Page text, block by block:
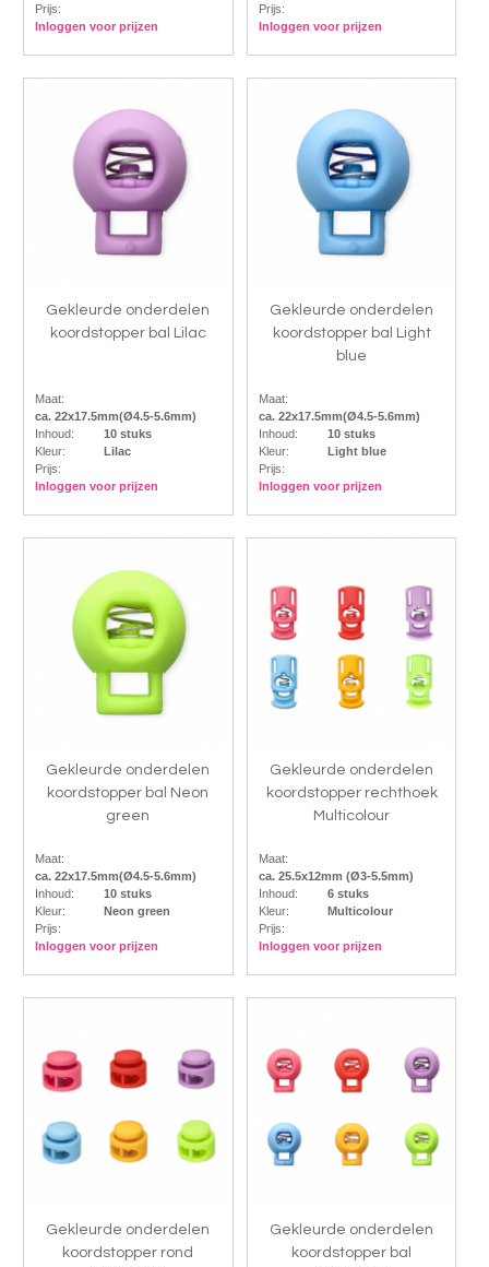
Prijs:
Inloggen voor prijzen
Prijs:
Inloggen voor prijzen
Gekleurde onderdelen
koordstopper bal Lilac
Maat:
ca. 22x17.5mm(Ø4.5-5.6mm)
Inhoud:
10 stuks
Kleur:
Lilac
Prijs:
Inloggen voor prijzen
Gekleurde onderdelen
koordstopper bal Light
blue
Maat:
ca. 22x17.5mm(Ø4.5-5.6mm)
Inhoud:
10 stuks
Kleur:
Light blue
Prijs:
Inloggen voor prijzen
Gekleurde onderdelen
koordstopper bal Neon
green
Maat:
ca. 22x17.5mm(Ø4.5-5.6mm)
Inhoud:
10 stuks
Kleur:
Neon green
Prijs:
Inloggen voor prijzen
Gekleurde onderdelen
koordstopper rechthoek
Multicolour
Maat:
ca. 25.5x12mm (Ø3-5.5mm)
Inhoud:
6 stuks
Kleur:
Multicolour
Prijs:
Inloggen voor prijzen
Gekleurde onderdelen
koordstopper rond
Gekleurde onderdelen
koordstopper bal